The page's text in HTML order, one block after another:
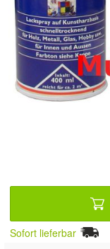
Sofort lieferbar